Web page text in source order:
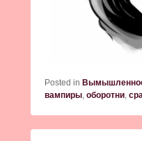
Posted in
вампиры оборотни